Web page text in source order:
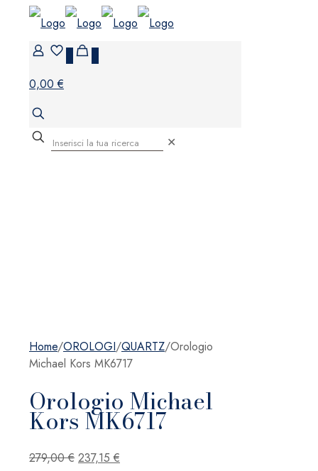
0,00 €
✕
Home/OROLOGI/QUARTZ/Orologio
Michael Kors MK6717
Orologio Michael
Kors MK6717
279,00€ Il
237,15 €